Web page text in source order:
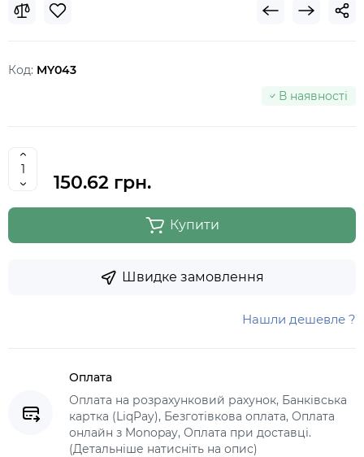
Код: MY043
В наявності
150.62 грн.
Купити
Швидке замовлення
Нашли дешевле ?
Оплата
Оплата на розрахунковий рахунок, Банківська
картка (LiqPay), Безготівкова оплата, Оплата
онлайн з Monopay, Оплата при доставці.
(Детальніше натисніть на опис)